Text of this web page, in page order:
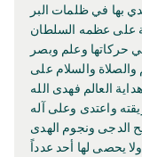
بها في ظلمات البر
علی عظمه السلطان
حرکاتها وعلم وبصر
والصلاة والسلام علی
العالم فهدی الله
واعتدی وعلی آله
الدجی ونجوم الهدی
یحصی لها أحد عدداً